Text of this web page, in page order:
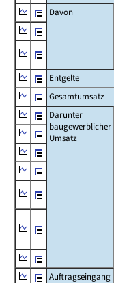
Davon
Entgelte
Gesamtumsatz
Darunter
baugewerblicher
Umsatz
Auftragseingang